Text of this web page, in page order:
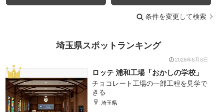
条件を変更して検索
埼玉県スポットランキング
2026年8月8日
ロッテ 浦和工場「おかしの学校」
チョコレート工場の一部工程を見学で
きる
埼玉県